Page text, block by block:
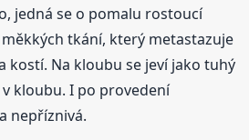
jedná se o pomalu rostoucí
tkání, který metastazuje
kostí. Na kloubu se jeví jako tuhý
kloubu. I po provedení
nepříznivá.